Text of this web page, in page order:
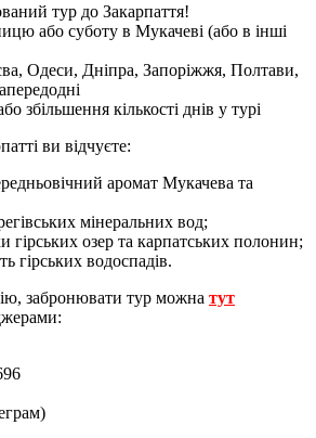
тур до Закарпаття!
або суботу в Мукачеві (або в інші
Одеси, Дніпра, Запоріжжя, Полтави,
збільшення кількості днів у турі
ви відчуєте:
аромат Мукачева та
мінеральних вод;
гірських озер та карпатських полонин;
гірських водоспадів.
забронювати тур можна тут